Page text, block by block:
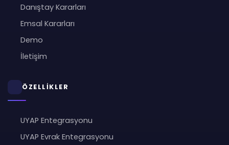
Danıştay Kararları
Emsal Kararları
Demo
İletişim
ÖZELLİKLER
UYAP Entegrasyonu
UYAP Evrak Entegrasyonu